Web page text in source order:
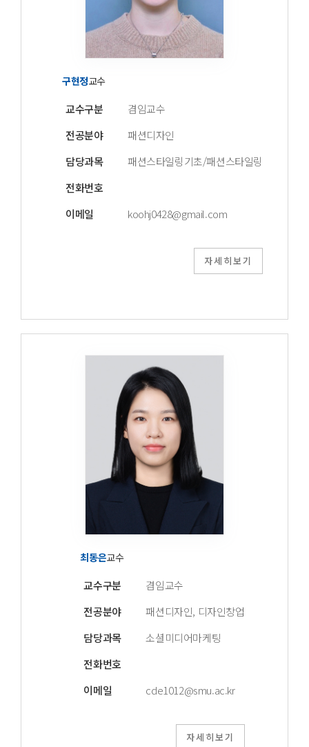
구현정교수
교수구분
겸임교수
전공분야
패션디자인
담당과목
패션스타일링기초/패션스타일링
전화번호
이메일
koohj0428@gmail.com
자세히보기
최동은교수
교수구분
겸임교수
전공분야
패션디자인, 디자인창업
담당과목
소셜미디어마케팅
전화번호
이메일
cde1012@smu.ac.kr
자세히보기